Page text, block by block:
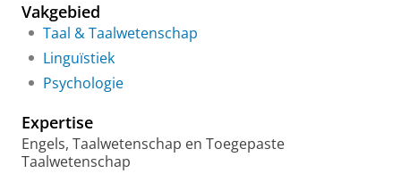
a
g
e
c
o
a
l
Vakgebied
Taal & Taalwetenschap
Linguïstiek
Psychologie
Expertise
Engels, Taalwetenschap en Toegepaste
Taalwetenschap